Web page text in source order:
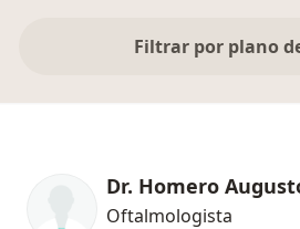
Filtrar por plano
Dr. Homero
Oftalmologista